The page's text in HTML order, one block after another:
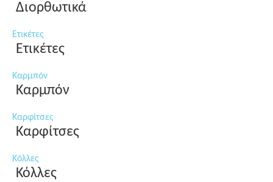
Διορθωτικά
Ετικέτες
Ετικέτες
Καρμπόν
Καρμπόν
Καρφίτσες
Καρφίτσες
Κόλλες
Κόλλες